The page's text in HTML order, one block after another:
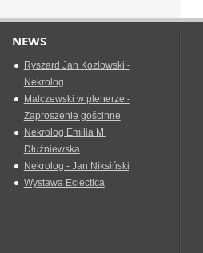
NEWS
Ryszard Jan Kozłowski -
Nekrolog
Malczewski w plenerze -
Zaproszenie gościnne
Nekrolog Emilia M.
Dłużniewska
Nekrolog - Jan Niksiński
Wystawa Eclectica